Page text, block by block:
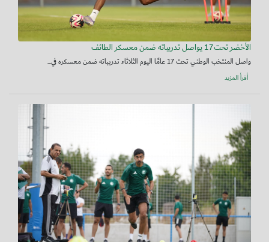
الأخضر تحت17 يواصل تدريباته ضمن معسكر الطائف
واصل المنتخب الوطني تحت 17 عامًا اليوم الثلاثاء تدريباته ضمن معسكره في...
أقرأ المزيد